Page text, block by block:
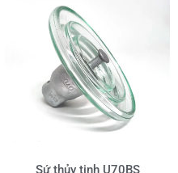
Sứ thủy tinh U70BS